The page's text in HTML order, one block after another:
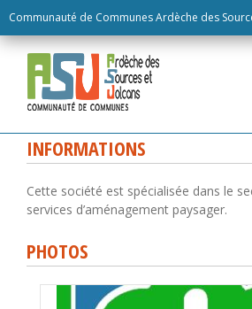
Communauté de Communes Ardèche des
to
content
INFORMATIONS
Cette société est spécialisée dans le
services d’aménagement paysager.
PHOTOS